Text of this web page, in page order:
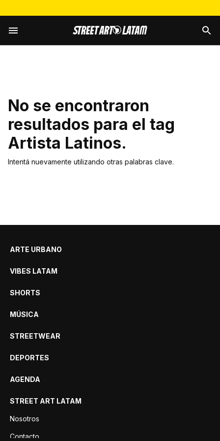
No se encontraron
resultados para el tag
Artista Latinos.
Intentá nuevamente utilizando otras palabras clave.
ARTE URBANO
VIBES LATAM
SHORTS
MÚSICA
STREETWEAR
DEPORTES
AGENDA
STREET ART LATAM
Nosotros
Contacto